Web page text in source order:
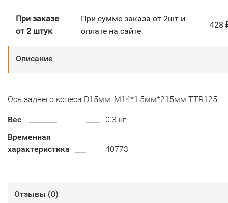
При заказе
от 2 штук
При сумме заказа от 2шт и
оплате на сайте
428
Описание
Ось заднего колеса D15мм, М14*1,5мм*215мм TTR125
Вес
0.3 кг
Временная
характеристика
40773
Отзывы (0)